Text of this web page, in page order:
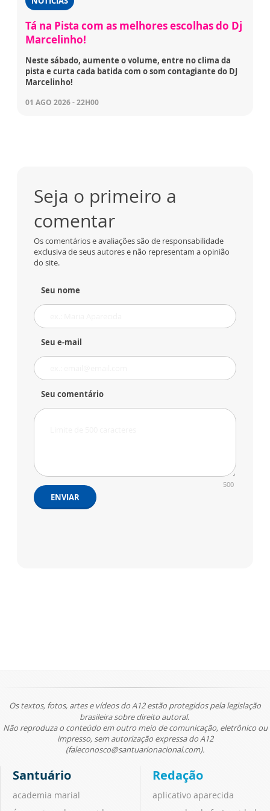
Tá na Pista com as melhores escolhas do Dj
Marcelinho!
Neste sábado, aumente o volume, entre no clima da
pista e curta cada batida com o som contagiante do DJ
Marcelinho!
01 AGO 2026 - 22H00
Seja o primeiro a
comentar
Os comentários e avaliações são de responsabilidade
exclusiva de seus autores e não representam a opinião
do site.
Seu nome
Seu e-mail
Seu comentário
500
ENVIAR
Os textos, fotos, artes e vídeos do A12 estão protegidos pela legislação
brasileira sobre direito autoral.
Não reproduza o conteúdo em outro meio de comunicação, eletrônico ou
impresso, sem autorização expressa do A12
(faleconosco@santuarionacional.com).
Santuário
academia marial
Redação
aplicativo aparecida